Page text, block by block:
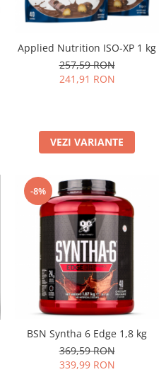
Applied Nutrition ISO-XP 1 kg
257,59 RON
241,91 RON
VEZI VARIANTE
-8%
BSN Syntha 6 Edge 1,8 kg
369,59 RON
339,99 RON